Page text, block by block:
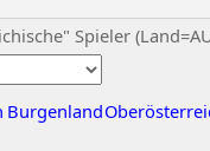
Spieler
Burgenland